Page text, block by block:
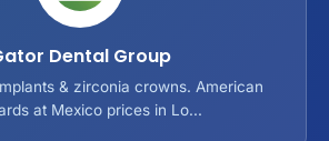
Dental Group
& zirconia crowns. American
at Mexico prices in Lo...